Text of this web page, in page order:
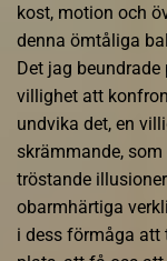
kost, motion och
denna ömtåliga
Det jag
villighet att
undvika det, en
skrämmande,
tröstande
obarmhärtiga
i dess förmåga att